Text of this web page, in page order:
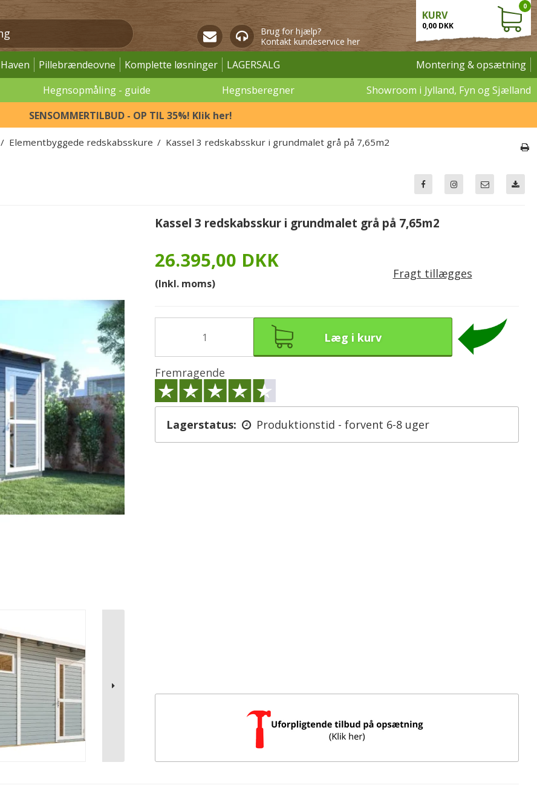
Brug for hjælp?
Kontakt kundeservice her
KURV
0,00 DKK
0
Haven Pillebrændeovne Komplette løsninger LAGERSALG
Montering & opsætning
Hegnsopmåling - guide Hegnsberegner
Showroom i Jylland, Fyn og Sjælland
SENSOMMERTILBUD - OP TIL 35%! Klik her!
/ Elementbyggede redskabsskure / Kassel 3 redskabsskur i grundmalet grå på 7,65m2
Kassel 3 redskabsskur i grundmalet grå på 7,65m2
26.395,00 DKK
(Inkl. moms)
Fragt tillægges
Læg i kurv
Fremragende
Lagerstatus: Produktionstid - forvent 6-8 uger